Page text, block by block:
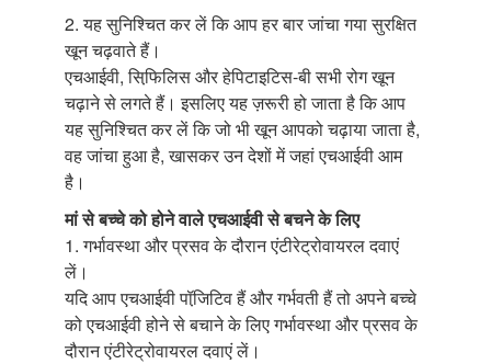
2. यह सुनिश्चित कर लें कि आप हर बार जांचा गया सुरक्षित
खून चढ़वाते हैं।
एचआईवी, सिफि़लिस और हेपिटाइटिस-बी सभी रोग खून
चढ़ाने से लगते हैं। इसलिए यह ज़रूरी हो जाता है कि आप
यह सुनिश्चित कर लें कि जो भी खून आपको चढ़ाया जाता है,
वह जांचा हुआ है, खासकर उन देशों में जहां एचआईवी आम
है।
मां से बच्चे को होने वाले एचआईवी से बचने के लिए
1. गर्भावस्था और प्रसव के दौरान एंटीरेट्रोवायरल दवाएं
लें।
यदि आप एचआईवी पॉजि़टिव हैं और गर्भवती हैं तो अपने बच्चे
को एचआईवी होने से बचाने के लिए गर्भावस्था और प्रसव के
दौरान एंटीरेट्रोवायरल दवाएं लें।